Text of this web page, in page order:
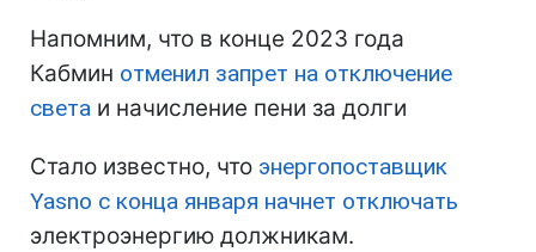
Напомним, что в конце 2023 года
Кабмин отменил запрет на отключение
света и начисление пени за долги
Стало известно, что энергопоставщик
Yasno с конца января начнет отключать
электроэнергию должникам.